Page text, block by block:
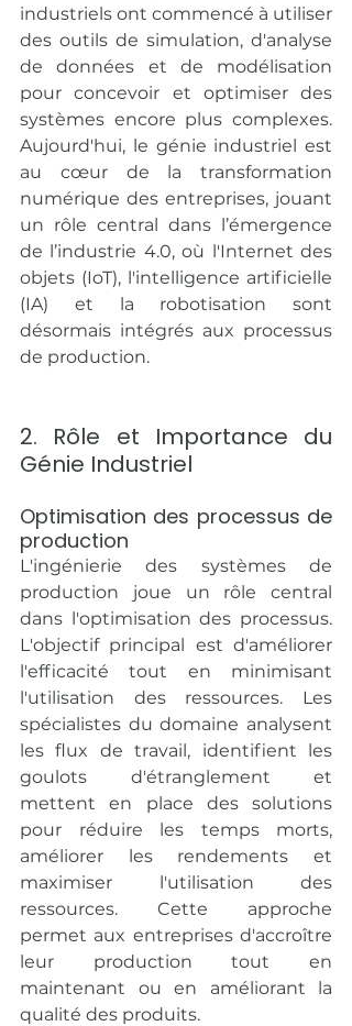
industriels ont commencé à utiliser
des outils de simulation, d'analyse
de données et de modélisation
pour concevoir et optimiser des
systèmes encore plus complexes.
Aujourd'hui, le génie industriel est
au cœur de la transformation
numérique des entreprises, jouant
un rôle central dans l’émergence
de l’industrie 4.0, où l'Internet des
objets (IoT), l'intelligence artificielle
(IA) et la robotisation sont
désormais intégrés aux processus
de production.
2. Rôle et Importance du
Génie Industriel
Optimisation des processus de
production
L'ingénierie des systèmes de
production joue un rôle central
dans l'optimisation des processus.
L'objectif principal est d'améliorer
l'efficacité tout en minimisant
l'utilisation des ressources. Les
spécialistes du domaine analysent
les flux de travail, identifient les
goulots d'étranglement et
mettent en place des solutions
pour réduire les temps morts,
améliorer les rendements et
maximiser l'utilisation des
ressources. Cette approche
permet aux entreprises d'accroître
leur production tout en
maintenant ou en améliorant la
qualité des produits.